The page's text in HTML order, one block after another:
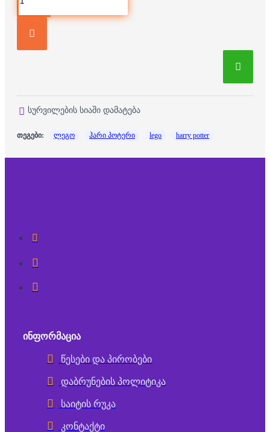
სურვილების სიაში დამატება
თეგები: ლეგო ჰარი პოტერი lego harry potter
ᲘᲜᲤᲝᲠᲛᲐᲪᲘᲐ
წესები და პირობები
დაბრუნების პოლიტიკა
საიტის რუკა
კონტაქტი